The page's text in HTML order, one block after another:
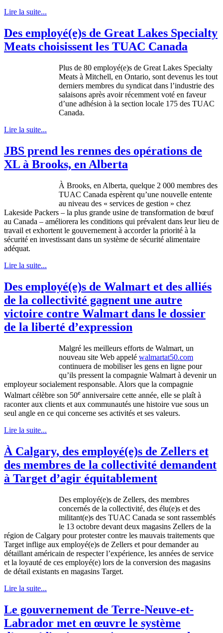
Lire la suite...
Des employé(e)s de Great Lakes Specialty
Meats choisissent les TUAC Canada
Plus de 80 employé(e)s de Great Lakes Specialty
Meats à Mitchell, en Ontario, sont devenus les tout
derniers membres du syndicat dans l’industrie des
salaisons après avoir récemment voté en faveur
d’une adhésion à la section locale 175 des TUAC
Canada.
Lire la suite...
JBS prend les rennes des opérations de
XL à Brooks, en Alberta
À Brooks, en Alberta, quelque 2 000 membres des
TUAC Canada espèrent qu’une nouvelle entente
au niveau des « services de gestion » chez
Lakeside Packers – la plus grande usine de transformation de bœuf
au Canada – améliorera les conditions qui prévalent dans leurlieu de
travail et exhortent le gouvernement à accorderla priorité à la
sécurité en investissant dans un système de sécurité alimentaire
adéquat.
Lire la suite...
Des employé(e)s de Walmart et des alliés
de la collectivité gagnent une autre
victoire contre Walmart dans le dossier
de la liberté d’expression
Malgré les meilleurs efforts de Walmart, un
nouveau site Web appelé walmartat50.com
continuera de mobiliserles gens en ligne pour
qu’ils pressent la compagnie Walmart à devenirun
employeur socialement responsable. Alors que la compagnie
Walmart célèbre son 50e anniversaire cette année, elle se plaît à
raconteraux clients et aux communautés une histoire vue sous un
seul angle en ce qui concerne ses activités et ses valeurs.
Lire la suite...
À Calgary, des employé(e)s de Zellers et
des membres de la collectivité demandent
à Target d’agir équitablement
Des employé(e)s de Zellers, des membres
concernés de la collectivité, des élu(e)s et des
militant(e)s des TUAC Canada se sont rassemblés
le 13 octobre devant deux magasins Zellers de la
région de Calgary pour protester contre les mauvais traitements que
Target inflige aux employé(e)s de Zellers et pour demander au
détaillant américain de respecter l’expérience, les années de service
et la loyauté de ces employé(e) lors de la conversion des magasins
de détail existants en magasins Target.
Lire la suite...
Le gouvernement de Terre-Neuve-et-
Labrador met en œuvre le système